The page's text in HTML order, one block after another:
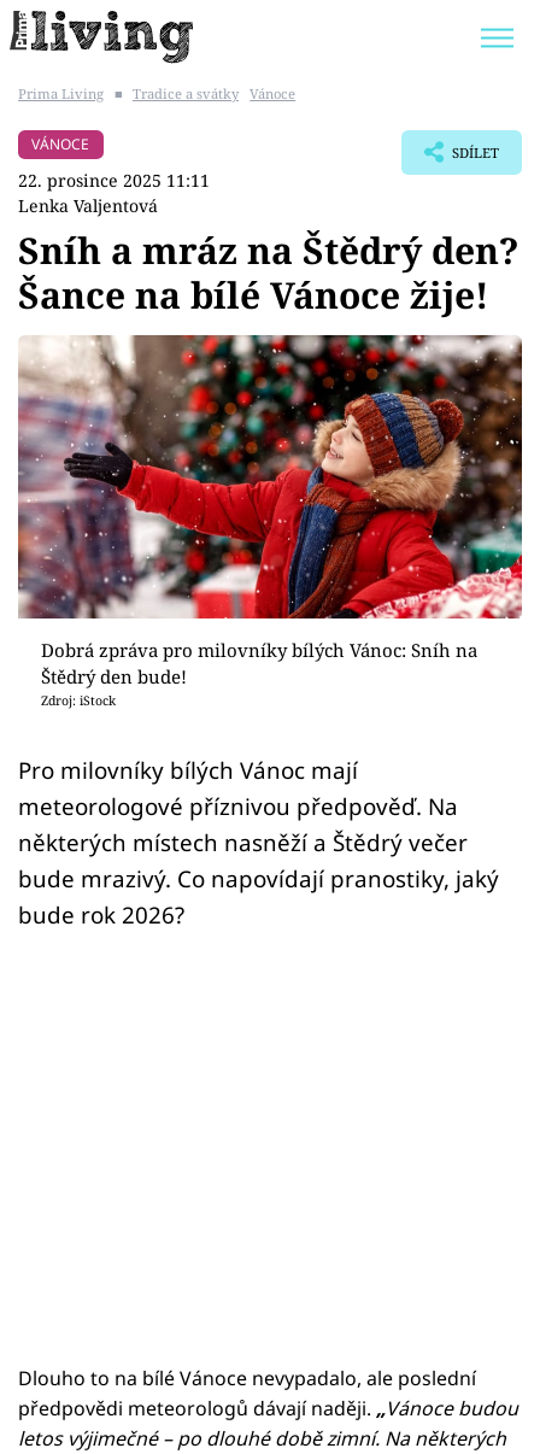
BYDLENÍ SLAVNÝCH
Témata
Bydlení
Zahrada
Design
Sledujte prima+
Přihlášení
Sledujte nás
Prima Living ■ Tradice a svátky Vánoce
VÁNOCE
22. prosince 2025 11:11
Lenka Valjentová
SDÍLET
Sníh a mráz na Štědrý den?
Šance na bílé Vánoce žije!
Dobrá zpráva pro milovníky bílých Vánoc: Sníh na
Štědrý den bude!
Zdroj: iStock
Pro milovníky bílých Vánoc mají
meteorologové příznivou předpověď. Na
některých místech nasněží a Štědrý večer
bude mrazivý. Co napovídají pranostiky, jaký
bude rok 2026?
Dlouho to na bílé Vánoce nevypadalo, ale poslední
předpovědi meteorologů dávají naději. „Vánoce budou
letos výjimečné – po dlouhé době zimní. Na některých